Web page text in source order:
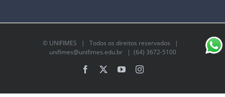
© UNIFIMES | Todos os direitos reservados |
unifimes@unifimes.edu.br| (64) 3672-5100
Facebook YouTubeInstagram